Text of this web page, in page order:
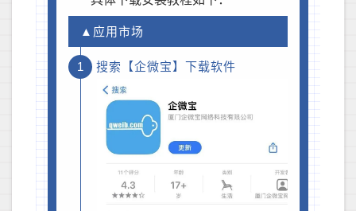
▲应用市场
1 搜索【企微宝】下载软件